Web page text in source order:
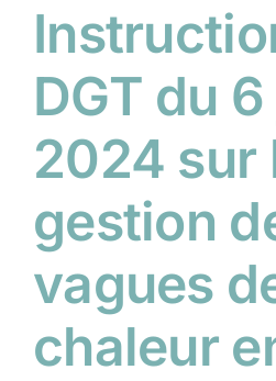
DGT du
2024 sur
gestion
vagues
chaleur